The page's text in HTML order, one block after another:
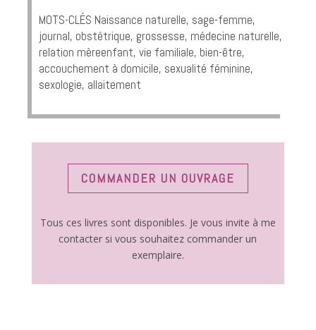
MOTS-CLÉS Naissance naturelle, sage-femme,
journal, obstétrique, grossesse, médecine naturelle,
relation mèreenfant, vie familiale, bien-être,
accouchement à domicile, sexualité féminine,
sexologie, allaitement
COMMANDER UN OUVRAGE
Tous ces livres sont disponibles. Je vous invite à me
contacter si vous souhaitez commander un
exemplaire.